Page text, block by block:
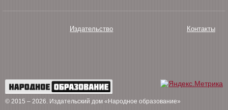
Издательство Контакты
© 2015 – 2026. Издательский дом «Народное образование»